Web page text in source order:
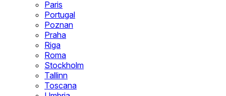
Paris
Portugal
Poznan
Praha
Riga
Roma
Stockholm
Tallinn
Toscana